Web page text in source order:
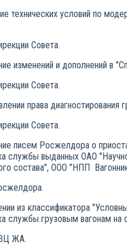
технических условий по
Совета.
изменений и дополнений в
Совета.
права
Совета.
писем Росжелдора о
службы выданных ОАО
состава", ООО "НПП
из классификатора
службы грузовым вагонам на
ЖА.